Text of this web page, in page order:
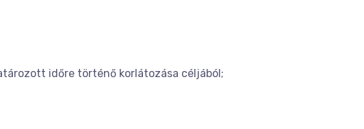
időre történő korlátozása céljából;